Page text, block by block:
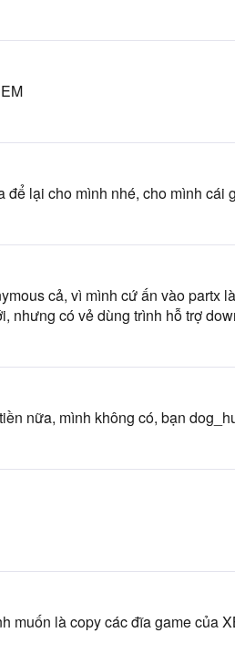
lại cho mình nhé, cho mình cái
cả, vì mình cứ ấn vào
nhưng có vẻ dùng trình hỗ trợ
nữa, mình không có, bạn
muốn là copy các đĩa game của